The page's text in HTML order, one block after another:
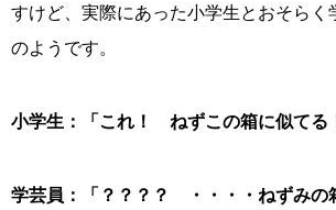
すけど、実際にあった小学生とおそらく
のようです。
小学生：「これ！ ねずこの箱に似てる
学芸員：「？？？？ ・・・・ねずみの